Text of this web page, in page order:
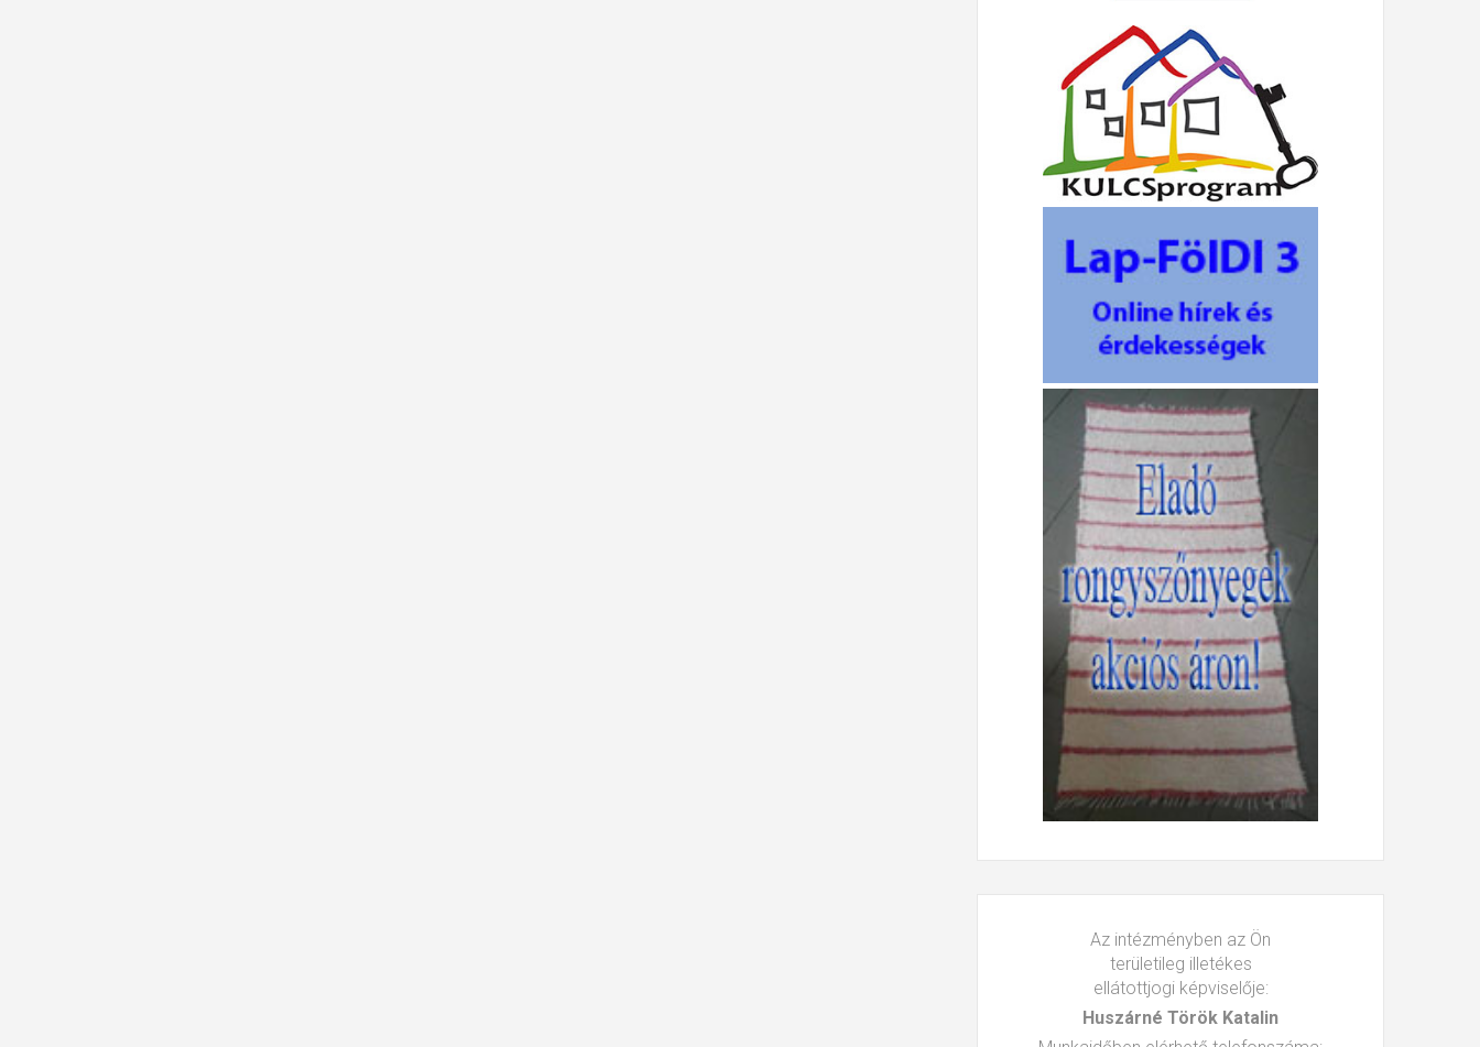
Az intézményben az Ön
területileg illetékes
ellátottjogi képviselője:
Huszárné Török Katalin